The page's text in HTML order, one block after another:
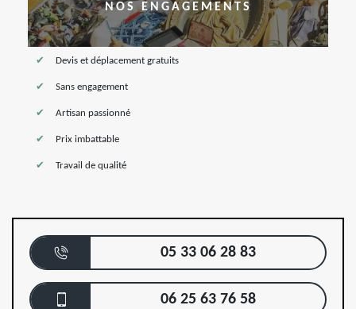
NOS ENGAGEMENTS
Devis et déplacement gratuits
Sans engagement
Artisan passionné
Prix imbattable
Travail de qualité
05 33 06 28 83
06 25 63 76 58